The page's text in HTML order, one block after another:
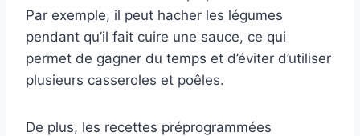
Par exemple, il peut hacher les légumes
pendant qu’il fait cuire une sauce, ce qui
permet de gagner du temps et d’éviter d’utiliser
plusieurs casseroles et poêles.
De plus, les recettes préprogrammées